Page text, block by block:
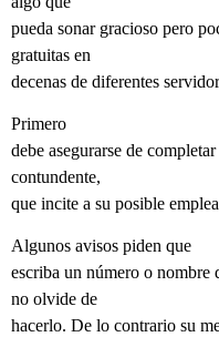
pueda sonar gracioso pero
gratuitas en
decenas de diferentes
Primero
debe asegurarse de
contundente,
que incite a su posible
Algunos avisos piden que
escriba un número o nombre
no olvide de
hacerlo. De lo contrario su